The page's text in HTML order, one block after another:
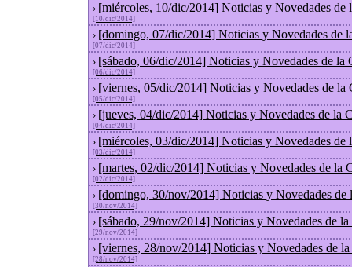
› [miércoles, 10/dic/2014] Noticias y Novedades de
[10/dic/2014]
› [domingo, 07/dic/2014] Noticias y Novedades de
[07/dic/2014]
› [sábado, 06/dic/2014] Noticias y Novedades de la
[06/dic/2014]
› [viernes, 05/dic/2014] Noticias y Novedades de la
[05/dic/2014]
› [jueves, 04/dic/2014] Noticias y Novedades de la
[04/dic/2014]
› [miércoles, 03/dic/2014] Noticias y Novedades de
[03/dic/2014]
› [martes, 02/dic/2014] Noticias y Novedades de la
[02/dic/2014]
› [domingo, 30/nov/2014] Noticias y Novedades de
[30/nov/2014]
› [sábado, 29/nov/2014] Noticias y Novedades de
[29/nov/2014]
› [viernes, 28/nov/2014] Noticias y Novedades de
[28/nov/2014]